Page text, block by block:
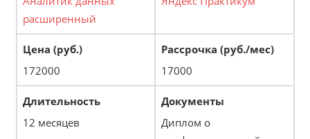
расширенный
172000 17000
12 месяцев
Диплом о